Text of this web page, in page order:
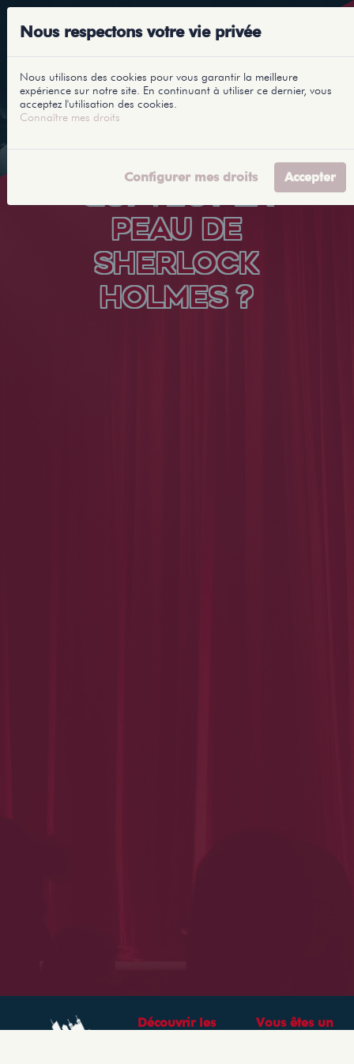
QUI VEUT LA
PEAU DE
SHERLOCK
HOLMES ?
Découvrir les
Vous êtes un
Nous respectons votre vie privée
Nous utilisons des cookies pour vous garantir la meilleure
expérience sur notre site. En continuant à utiliser ce dernier, vous
acceptez l'utilisation des cookies.
Connaître mes droits
Configurer mes droits Accepter